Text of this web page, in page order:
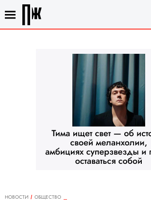
НОВОСТИ
ОБЩЕСТВО